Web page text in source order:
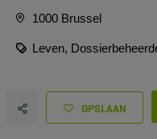
OPSLAAN
1000 Brussel
Leven,